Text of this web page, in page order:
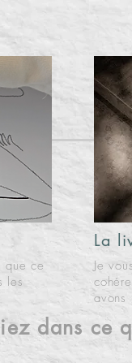
que ce
les
La
Je
avons
dans ce